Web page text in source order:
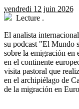
vendredi 12 juin 2026
Lecture .
El analista
su podcast "El Mundo
sobre la emigración en
en el continente
visita pastoral que
en el archipiélago de
de la migración en